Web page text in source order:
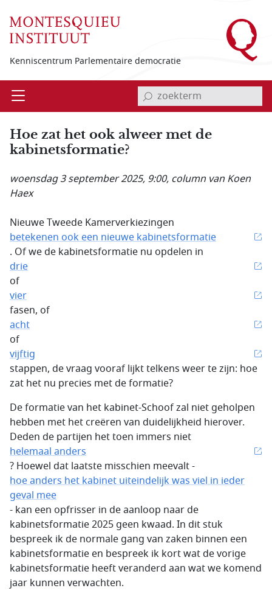
Kenniscentrum Parlementaire democratie
Open invoerveld zoekterm
Hoe zat het ook alweer met de
kabinetsformatie?
woensdag 3 september 2025, 9:00, column van Koen
Haex
Nieuwe Tweede Kamerverkiezingen
betekenen ook een nieuwe kabinetsformatie
. Of we de kabinetsformatie nu opdelen in
drie
of
vier
fasen, of
acht
of
vijftig
stappen, de vraag vooraf lijkt telkens weer te zijn: hoe
zat het nu precies met de formatie?
De formatie van het kabinet-Schoof zal niet geholpen
hebben met het creëren van duidelijkheid hierover.
Deden de partijen het toen immers niet
helemaal anders
? Hoewel dat laatste misschien meevalt -
hoe anders het kabinet uiteindelijk was viel in ieder
geval mee
- kan een opfrisser in de aanloop naar de
kabinetsformatie 2025 geen kwaad. In dit stuk
bespreek ik de normale gang van zaken binnen een
kabinetsformatie en bespreek ik kort wat de vorige
kabinetsformatie heeft veranderd aan wat we komend
jaar kunnen verwachten.